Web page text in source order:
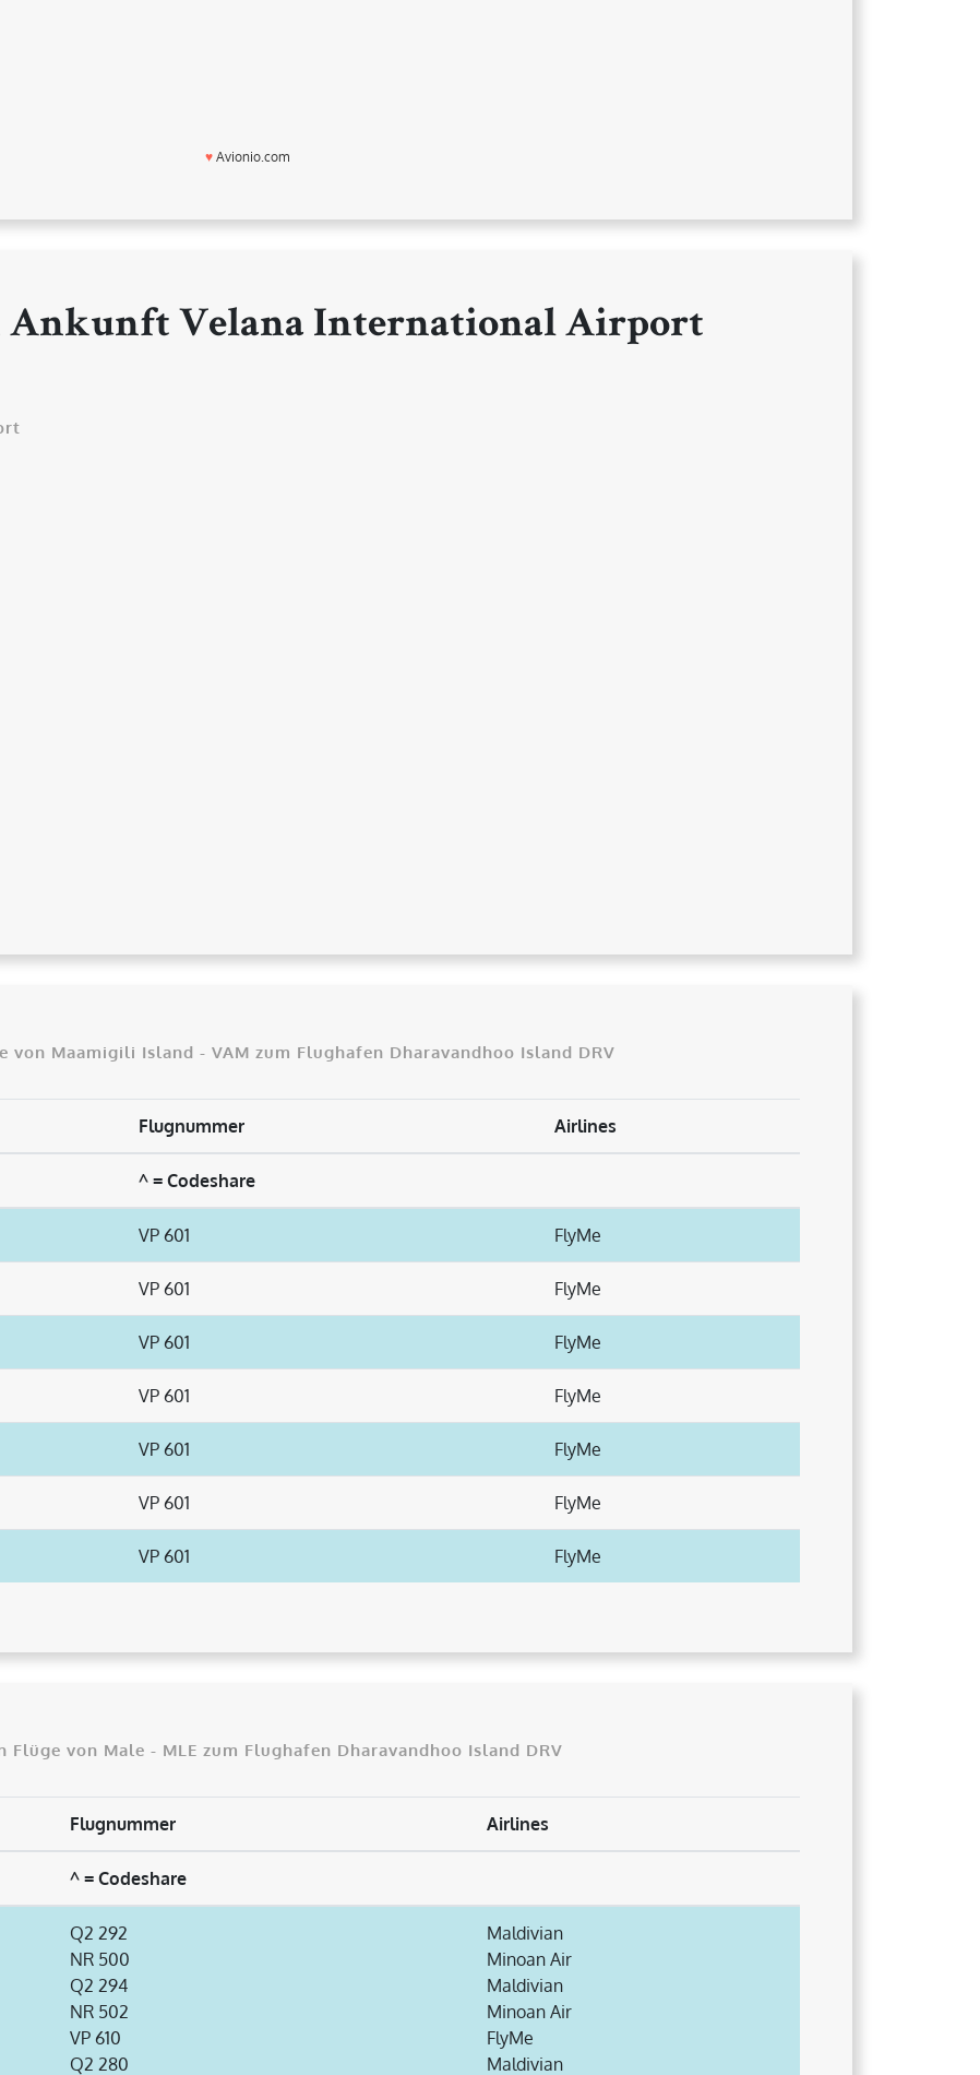
♥ Avionio.com
Ankunft Velana International Airport
von Maamigili Island - VAM zum Flughafen Dharavandhoo Island DRV
Flugnummer Airlines
^ = Codeshare
VP 601 FlyMe
VP 601 FlyMe
VP 601 FlyMe
VP 601 FlyMe
VP 601 FlyMe
VP 601 FlyMe
VP 601 FlyMe
Flüge von Male - MLE zum Flughafen Dharavandhoo Island DRV
Flugnummer Airlines
^ = Codeshare
Q2 292
NR 500
Q2 294
NR 502
VP 610
Q2 280
Maldivian
Minoan Air
Maldivian
Minoan Air
FlyMe
Maldivian